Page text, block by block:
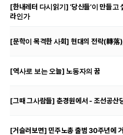
[한내레터 다시읽기] ‘당신들’이 만들고
라인가
[문학이 목격한 사회] 현대의 전락(轉落
[역사로 보는 오늘] 노동자의 꿈
[그때 그사람들] 춘경원에서 - 조선공산
[거슬러보면] 민주노총 출범 30주년에